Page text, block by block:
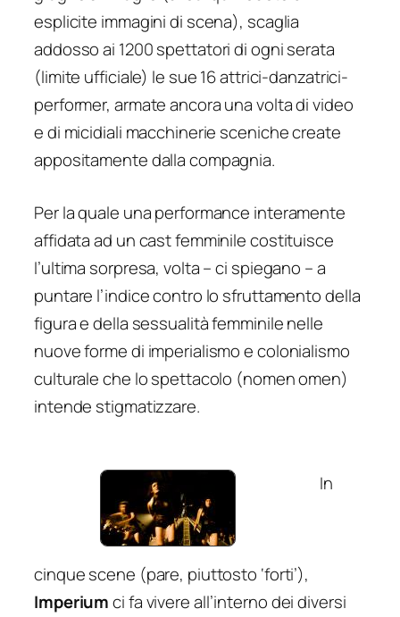
esplicite immagini di scena), scaglia
addosso ai 1200 spettatori di ogni serata
(limite ufficiale) le sue 16 attrici-danzatrici-
performer, armate ancora una volta di video
e di micidiali macchinerie sceniche create
appositamente dalla compagnia.
Per la quale una performance interamente
affidata ad un cast femminile costituisce
l’ultima sorpresa, volta – ci spiegano – a
puntare l’indice contro lo sfruttamento della
figura e della sessualità femminile nelle
nuove forme di imperialismo e colonialismo
culturale che lo spettacolo (nomen omen)
intende stigmatizzare.
In
cinque scene (pare, piuttosto ‘forti’),
Imperiumci fa vivere all’interno dei diversi